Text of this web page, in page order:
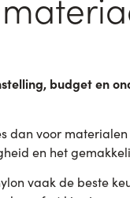
budget en
dan voor
en het
vaak de beste